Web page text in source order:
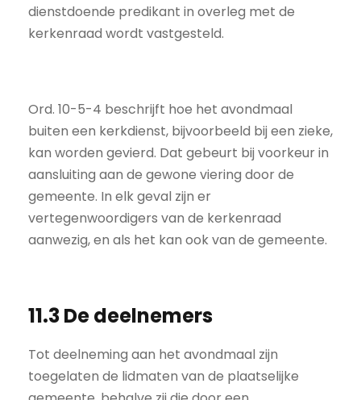
dienstdoende predikant in overleg met de
kerkenraad wordt vastgesteld.
Ord. 10-5-4 beschrijft hoe het avondmaal
buiten een kerkdienst, bijvoorbeeld bij een zieke,
kan worden gevierd. Dat gebeurt bij voorkeur in
aansluiting aan de gewone viering door de
gemeente. In elk geval zijn er
vertegenwoordigers van de kerkenraad
aanwezig, en als het kan ook van de gemeente.
11.3 De deelnemers
Tot deelneming aan het avondmaal zijn
toegelaten de lidmaten van de plaatselijke